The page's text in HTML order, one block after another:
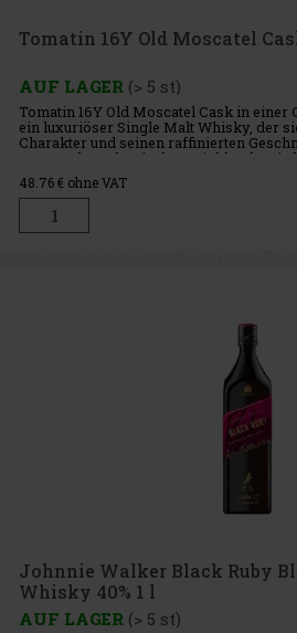
Tomatin 16Y Old Moscatel
AUF LAGER (> 5 st)
Tomatin 16Y Old Moscatel Cask in
ein luxuriöser Single Malt Whisky, der
Charakter und seinen raffinierten
Herzen der schottischen Highlands
48.76€ ohne VAT
Johnnie Walker Black Ruby
Whisky 40% 1 l
AUF LAGER (> 5 st)